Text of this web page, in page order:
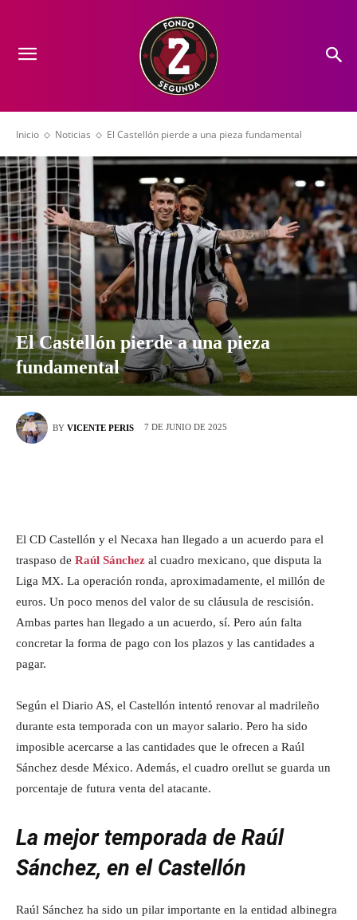
Inicio Noticias El Castellón pierde a una pieza fundamental
El Castellón pierde a una pieza
fundamental
BY VICENTE PERIS 7 DE JUNIO DE 2025
El CD Castellón y el Necaxa han llegado a un acuerdo para el
traspaso de Raúl Sánchez al cuadro mexicano, que disputa la
Liga MX. La operación ronda, aproximadamente, el millón de
euros. Un poco menos del valor de su cláusula de rescisión.
Ambas partes han llegado a un acuerdo, sí. Pero aún falta
concretar la forma de pago con los plazos y las cantidades a
pagar.
Según el Diario AS, el Castellón intentó renovar al madrileño
durante esta temporada con un mayor salario. Pero ha sido
imposible acercarse a las cantidades que le ofrecen a Raúl
Sánchez desde México. Además, el cuadro orellut se guarda un
porcentaje de futura venta del atacante.
La mejor temporada de Raúl
Sánchez, en el Castellón
Raúl Sánchez ha sido un pilar importante en la entidad albinegra